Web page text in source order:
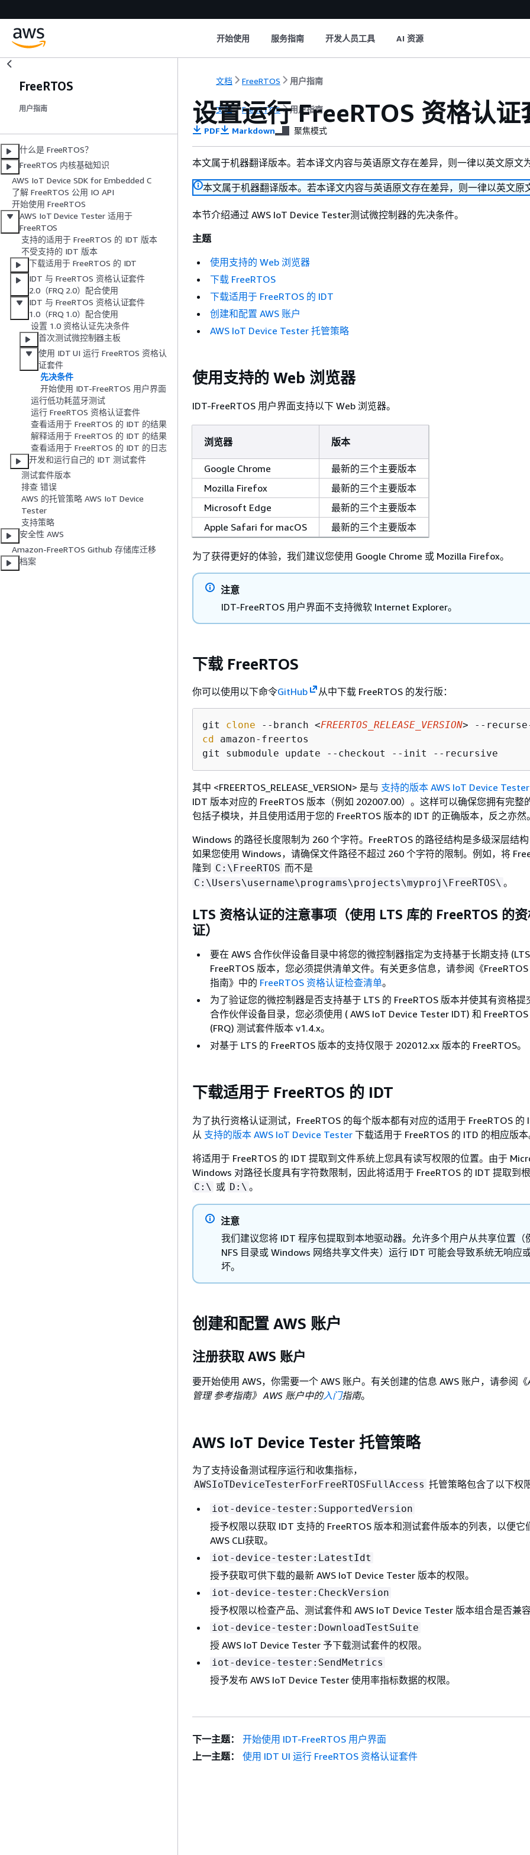
开始使用 服务指南 开发人员工具 AI 资源
FreeRTOS
用户指南
什么是 FreeRTOS？
FreeRTOS 内核基础知识
AWS IoT Device SDK for Embedded C
了解 FreeRTOS 公用 IO API
开始使用 FreeRTOS
AWS IoT Device Tester 适用于
FreeRTOS
支持的适用于 FreeRTOS 的 IDT 版本
不受支持的 IDT 版本
下载适用于 FreeRTOS 的 IDT
IDT 与 FreeRTOS 资格认证套件
2.0（FRQ 2.0）配合使用
IDT 与 FreeRTOS 资格认证套件
1.0（FRQ 1.0）配合使用
设置 1.0 资格认证先决条件
首次测试微控制器主板
使用 IDT UI 运行 FreeRTOS 资格认
证套件
先决条件
开始使用 IDT-FreeRTOS 用户界面
运行低功耗蓝牙测试
运行 FreeRTOS 资格认证套件
查看适用于 FreeRTOS 的 IDT 的结果
解释适用于 FreeRTOS 的 IDT 的结果
查看适用于 FreeRTOS 的 IDT 的日志
开发和运行自己的 IDT 测试套件
测试套件版本
排查 错误
AWS 的托管策略 AWS IoT Device
Tester
支持策略
安全性 AWS
Amazon-FreeRTOS Github 存储库迁移
档案
文档 FreeRTOS 用户指南
文档 FreeRTOS 用户指南
设置运行 FreeRTOS 资格认
PDF Markdown 聚焦模式
本文属于机器翻译版本。若本译文内容与英语原文存在差异，则一律以英文原文
本文属于机器翻译版本。若本译文内容与英语原文存在差异，则一律以英文原
本节介绍通过 AWS IoT Device Tester测试微控制器的先决条件。
主题
使用支持的 Web 浏览器
下载 FreeRTOS
下载适用于 FreeRTOS 的 IDT
创建和配置 AWS 账户
AWS IoT Device Tester 托管策略
使用支持的 Web 浏览器
IDT-FreeRTOS 用户界面支持以下 Web 浏览器。
浏览器 版本
Google Chrome
最新的三个主要版本
Mozilla Firefox
最新的三个主要版本
Microsoft Edge
最新的三个主要版本
Apple Safari for macOS
最新的三个主要版本
为了获得更好的体验，我们建议您使用 Google Chrome 或 Mozilla Firefox。
注意
IDT-FreeRTOS 用户界面不支持微软 Internet Explorer。
下载 FreeRTOS
你可以使用以下命令GitHub 从中下载 FreeRTOS 的发行版：
git clone --branch <FREERTOS_RELEASE_VERSION
cd amazon-freertos
其中 <FREERTOS_RELEASE_VERSION> 是与 支持的版本 AWS IoT Device Tester
IDT 版本对应的 FreeRTOS 版本（例如 202007.00）。这样可以确保您拥有完整
包括子模块，并且使用适用于您的 FreeRTOS 版本的 IDT 的正确版本，反之亦然
Windows 的路径长度限制为 260 个字符。FreeRTOS 的路径结构是多级深层结
如果您使用 Windows，请确保文件路径不超过 260 个字符的限制。例如，将
隆到
C:\FreeRTOS 而不是
C:\Users\username\programs\projects\myproj\FreeRTOS\ 。
LTS 资格认证的注意事项（使用 LTS 库的 FreeRTOS 的
证）
要在 AWS 合作伙伴设备目录中将您的微控制器指定为支持基于长期支持
FreeRTOS 版本，您必须提供清单文件。有关更多信息，请参阅《
指南》中的 FreeRTOS 资格认证检查清单。
为了验证您的微控制器是否支持基于 LTS 的 FreeRTOS 版本并使其有资格提
合作伙伴设备目录，您必须使用 ( AWS IoT Device Tester IDT) 和
(FRQ) 测试套件版本 v1.4.x。
对基于 LTS 的 FreeRTOS 版本的支持仅限于 202012.xx 版本的 FreeRTOS。
下载适用于 FreeRTOS 的 IDT
为了执行资格认证测试，FreeRTOS 的每个版本都有对应的适用于 FreeRTOS 的
从 支持的版本 AWS IoT Device Tester 下载适用于 FreeRTOS 的 ITD 的相应版
将适用于 FreeRTOS 的 IDT 提取到文件系统上您具有读写权限的位置。由于
Windows 对路径长度具有字符数限制，因此将适用于 FreeRTOS 的 IDT 提取到
C:\ 或 D:\ 。
注意
我们建议您将 IDT 程序包提取到本地驱动器。允许多个用户从共享位置（
NFS 目录或 Windows 网络共享文件夹）运行 IDT 可能会导致系统无响应
坏。
创建和配置 AWS 账户
注册获取 AWS 账户
要开始使用 AWS，你需要一个 AWS 账户。有关创建的信息 AWS 账户，请参阅《
管理 参考指南》 AWS 账户中的入门指南。
AWS IoT Device Tester 托管策略
为了支持设备测试程序运行和收集指标，
AWSIoTDeviceTesterForFreeRTOSFullAccess 托管策略包含了以下权
iot-device-tester:SupportedVersion
授予权限以获取 IDT 支持的 FreeRTOS 版本和测试套件版本的列表，以便它
AWS CLI获取。
iot-device-tester:LatestIdt
授予获取可供下载的最新 AWS IoT Device Tester 版本的权限。
iot-device-tester:CheckVersion
授予权限以检查产品、测试套件和 AWS IoT Device Tester 版本组合是否兼
iot-device-tester:DownloadTestSuite
授 AWS IoT Device Tester 予下载测试套件的权限。
iot-device-tester:SendMetrics
授予发布 AWS IoT Device Tester 使用率指标数据的权限。
下一主题：
开始使用 IDT-FreeRTOS 用户界面
上一主题：
使用 IDT UI 运行 FreeRTOS 资格认证套件